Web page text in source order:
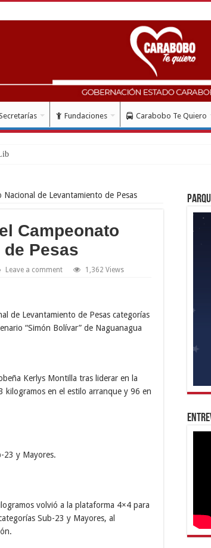
Fundaciones Carabobo Te Quiero
Simón Bolí
de Levantamiento de Pesas
Campeonato
Pesas
Leave a comment 1,362 Views
de Levantamiento de Pesas categorías
“Simón Bolívar” de Naguanagua
Kerlys Montilla tras liderar en la
kilogramos en el estilo arranque y 96 en
23 y Mayores.
volvió a la plataforma 4×4 para
Sub-23 y Mayores, al